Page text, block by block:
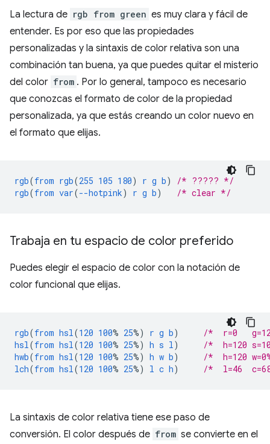
La lectura de rgb from green es muy clara y fácil de
entender. Es por eso que las propiedades
personalizadas y la sintaxis de color relativa son una
combinación tan buena, ya que puedes quitar el misterio
del color from . Por lo general, tampoco es necesario
que conozcas el formato de color de la propiedad
personalizada, ya que estás creando un color nuevo en
el formato que elijas.
rgb(from rgb(255 105 180) r g b)
/* ????? */
rgb(from var(--hotpink) r g b) /* clear */
Trabaja en tu espacio de color preferido
Puedes elegir el espacio de color con la notación de
color funcional que elijas.
rgb(from hsl (120 100% 25%) r g b)
/*  r=0
hsl (from hsl (120 100% 25%) h s l )
/*  h=120
hwb(from hsl (120 100% 25%) h w b)
/*  h=120
lch(from hsl (120 100% 25%) l c h) /*  l=46
La sintaxis de color relativa tiene ese paso de
conversión. El color después de from se convierte en el